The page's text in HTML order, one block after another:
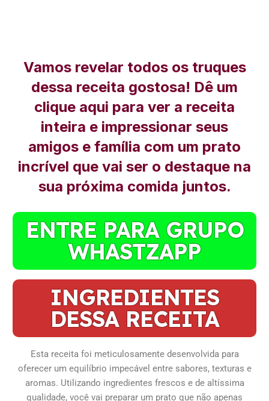
Vamos revelar todos os truques
dessa receita gostosa! Dê um
clique aqui para ver a receita
inteira e impressionar seus
amigos e família com um prato
incrível que vai ser o destaque na
sua próxima comida juntos.
ENTRE PARA GRUPO
WHASTZAPP
INGREDIENTES
DESSA RECEITA
Esta receita foi meticulosamente desenvolvida para
oferecer um equilíbrio impecável entre sabores, texturas e
aromas. Utilizando ingredientes frescos e de altíssima
qualidade, você vai preparar um prato que não apenas